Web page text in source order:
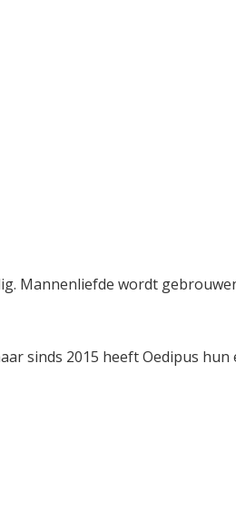
wordt
sinds 2015 heeft Oedipus